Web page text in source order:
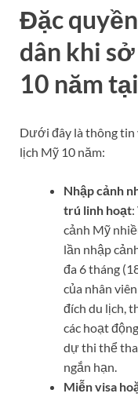
Đặc
dân khi
10 năm
Dưới đây là thông tin
lịch Mỹ 10 năm:
Nhập cảnh
trú linh hoạt
cảnh Mỹ
lần nhập
đa 6 tháng
của nhân
đích du lịch,
các hoạt
dự thi thể
ngắn hạn.
Miễn visa